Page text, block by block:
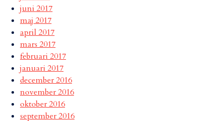
juni 2017
maj 2017
april 2017
mars 2017
februari 2017
januari 2017
december 2016
november 2016
oktober 2016
september 2016